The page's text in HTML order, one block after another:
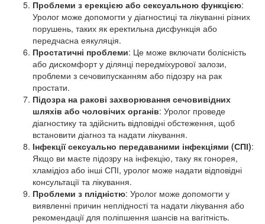
Проблеми з ерекцією або сексуальною функцією:
Уролог може допомогти у діагностиці та лікуванні різних
порушень, таких як еректильна дисфункція або
передчасна еякуляція.
Простатичні проблеми: Це може включати болісність
або дискомфорт у ділянці передміхурової залози,
проблеми з сечовипусканням або підозру на рак
простати.
Підозра на ракові захворювання сечовивідних
шляхів або чоловічих органів: Уролог проведе
діагностику та здійснить відповідні обстеження, щоб
встановити діагноз та надати лікування.
Інфекції сексуально передаваними інфекціями (СПІ):
Якщо ви маєте підозру на інфекцію, таку як гонорея,
хламідіоз або інші СПІ, уролог може надати відповідні
консультації та лікування.
Проблеми з плідністю: Уролог може допомогти у
виявленні причин неплідності та надати лікування або
рекомендації для поліпшення шансів на вагітність.